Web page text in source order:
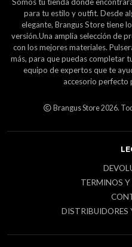
Somos tu tienda donde
para tu estilo y outfit. Desde
elegante, Brangus Store tiene
versión.Una amplia selección de
con los mejores materiales.
más, para que puedas completar
equipo de expertos que te
accesorio perfecto
Brangus Store 2026.
TERMINOS
DISTRIBUIDORES